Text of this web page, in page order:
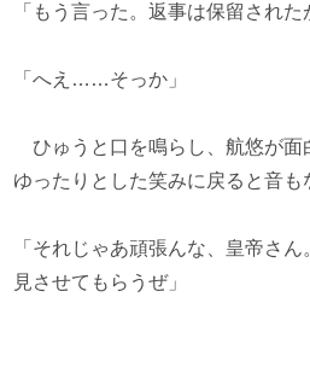
「もう言った。返事は保留され
「へえ……そっか」
ひゅうと口を鳴らし、航悠が面
ゆったりとした笑みに戻ると音も
「それじゃあ頑張んな、皇帝さ
見させてもらうぜ」